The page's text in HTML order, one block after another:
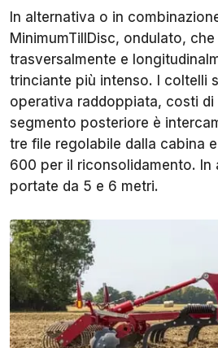
In alternativa o in
MinimumTillDisc, ondulato,
trasversalmente e
trinciante più intenso. I coltelli
operativa raddoppiata, costi di
segmento posteriore è
tre file regolabile dalla cabina
600 per il riconsolidamento. In
portate da 5 e 6 metri.